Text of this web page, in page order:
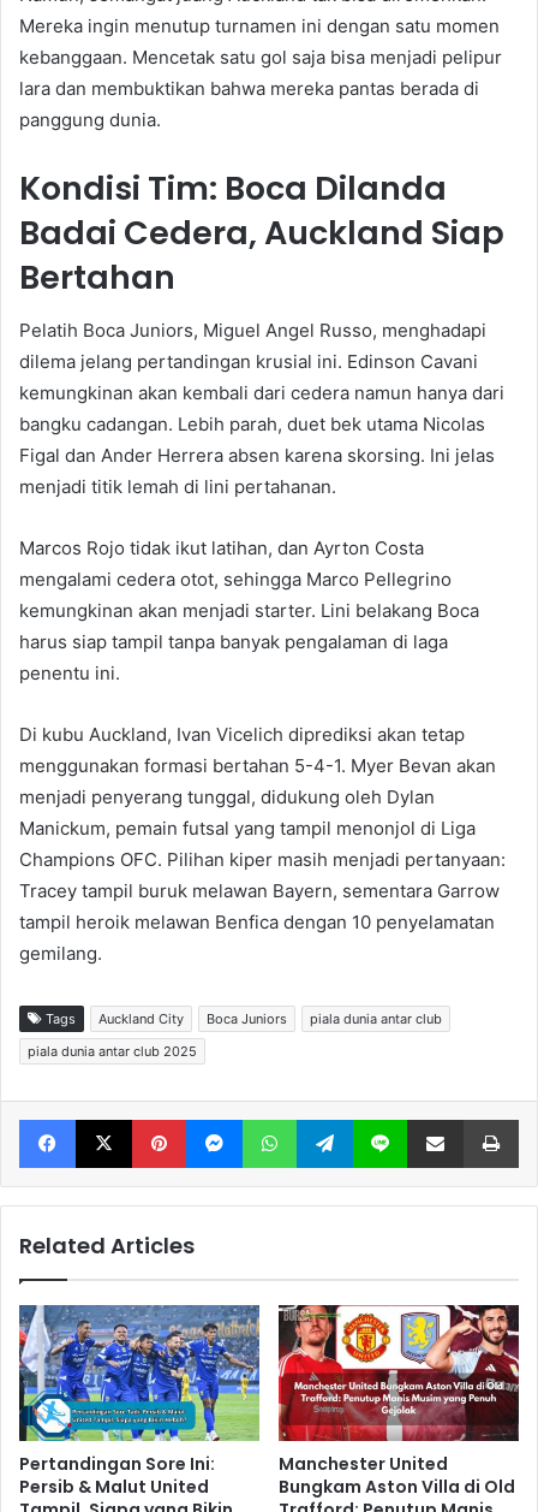
Mereka ingin menutup turnamen ini dengan satu momen
kebanggaan. Mencetak satu gol saja bisa menjadi pelipur
lara dan membuktikan bahwa mereka pantas berada di
panggung dunia.
Kondisi Tim: Boca Dilanda
Badai Cedera, Auckland Siap
Bertahan
Pelatih Boca Juniors, Miguel Angel Russo, menghadapi
dilema jelang pertandingan krusial ini. Edinson Cavani
kemungkinan akan kembali dari cedera namun hanya dari
bangku cadangan. Lebih parah, duet bek utama Nicolas
Figal dan Ander Herrera absen karena skorsing. Ini jelas
menjadi titik lemah di lini pertahanan.
Marcos Rojo tidak ikut latihan, dan Ayrton Costa
mengalami cedera otot, sehingga Marco Pellegrino
kemungkinan akan menjadi starter. Lini belakang Boca
harus siap tampil tanpa banyak pengalaman di laga
penentu ini.
Di kubu Auckland, Ivan Vicelich diprediksi akan tetap
menggunakan formasi bertahan 5-4-1. Myer Bevan akan
menjadi penyerang tunggal, didukung oleh Dylan
Manickum, pemain futsal yang tampil menonjol di Liga
Champions OFC. Pilihan kiper masih menjadi pertanyaan:
Tracey tampil buruk melawan Bayern, sementara Garrow
tampil heroik melawan Benfica dengan 10 penyelamatan
gemilang.
Tags Auckland City Boca Juniors
piala dunia antar club
piala dunia antar club 2025
Facebook X Pinterest Messenger WhatsApp Telegram Line Share via Email
Related Articles
Pertandingan Sore Ini:
Persib & Malut United
Manchester United
Bungkam Aston Villa di Old